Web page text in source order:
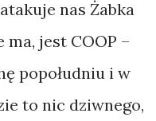
nas Żabka
jest COOP –
popołudniu i w
to nic dziwnego,